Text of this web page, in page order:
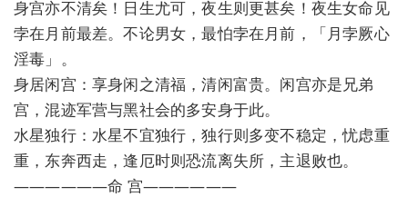
身宫亦不清矣！日生尤可，夜生则更甚矣！夜生女命见
孛在月前最差。不论男女，最怕孛在月前，「月孛厥心
淫毒」。
身居闲宫：享身闲之清福，清闲富贵。闲宫亦是兄弟
宫，混迹军营与黑社会的多安身于此。
水星独行：水星不宜独行，独行则多变不稳定，忧虑重
重，东奔西走，逢厄时则恐流离失所，主退败也。
——————命 宫——————